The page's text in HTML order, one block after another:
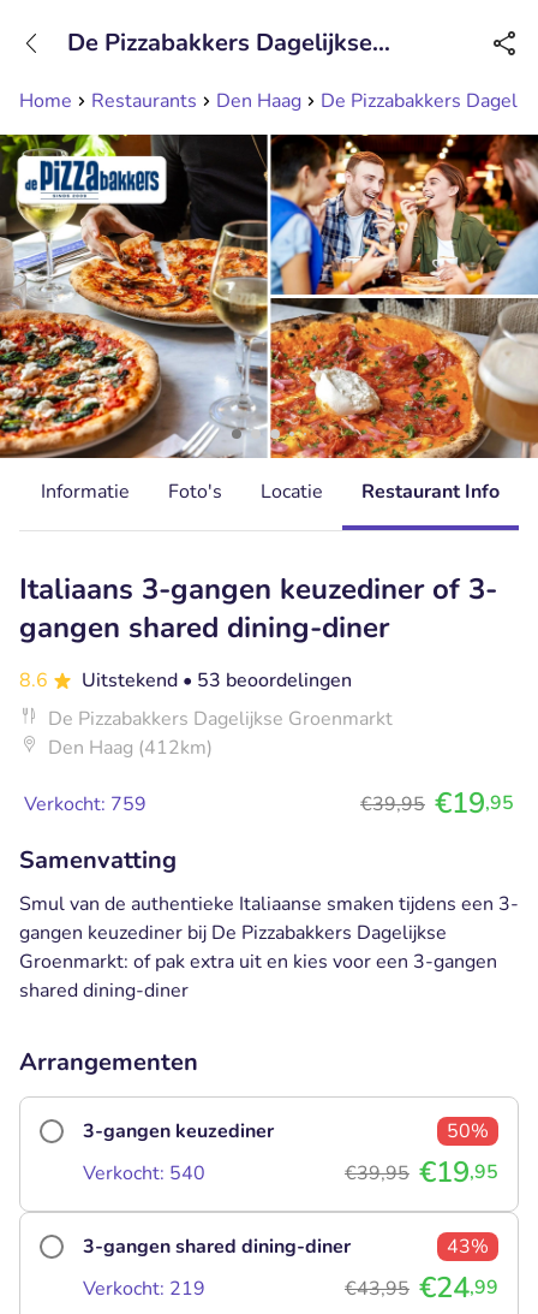
Bereikbaar tot 23:00 uur
Home Restaurants Den Haag De Pizzabakkers
De Pizzabakkers Dagelijkse
Informatie Foto's Locatie Restaurant Info
Italiaans 3-gangen keuzediner of 3-
gangen shared dining-diner
8.6 Uitstekend • 53 beoordelingen
De Pizzabakkers Dagelijkse Groenmarkt
Den Haag (412km)
Verkocht: 759 €39,95 €19,95
Samenvatting
Smul van de authentieke Italiaanse smaken tijdens een 3-
gangen keuzediner bij De Pizzabakkers Dagelijkse
Groenmarkt: of pak extra uit en kies voor een 3-gangen
shared dining-diner
Arrangementen
3-gangen keuzediner
50%
Verkocht: 540
€39,95 €19,95
3-gangen shared dining-diner
43%
Verkocht: 219
€43,95 €24,99